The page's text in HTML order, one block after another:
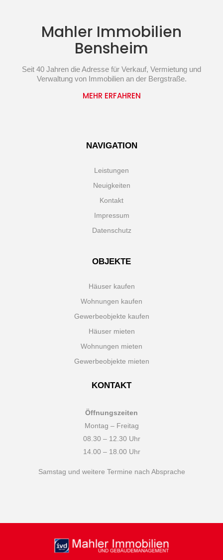
Mahler Immobilien
Bensheim
Seit 40 Jahren die Adresse für Verkauf, Vermietung und
Verwaltung von Immobilien an der Bergstraße.
MEHR ERFAHREN
NAVIGATION
Leistungen
Neuigkeiten
Kontakt
Impressum
Datenschutz
OBJEKTE
Häuser kaufen
Wohnungen kaufen
Gewerbeobjekte kaufen
Häuser mieten
Wohnungen mieten
Gewerbeobjekte mieten
KONTAKT
Öffnungszeiten
Montag – Freitag
08.30 – 12.30 Uhr
14.00 – 18.00 Uhr
Samstag und weitere Termine nach Absprache